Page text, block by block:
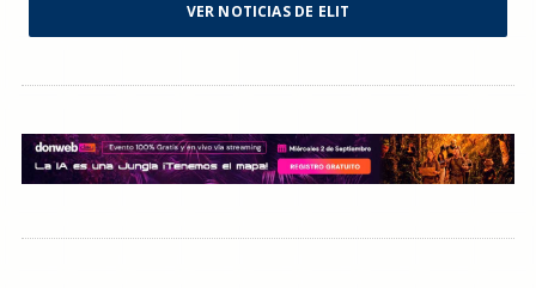
VER NOTICIAS DE ELIT